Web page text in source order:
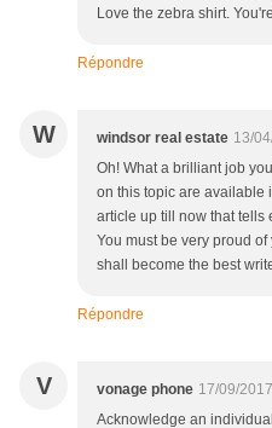
Love the zebra shirt.
Répondre
W windsor real estate 13/
Oh! What a brilliant job
on this topic are available
article up till now that tells
You must be very proud
shall become the best
Répondre
V vonage phone 17/09/
Acknowledge an